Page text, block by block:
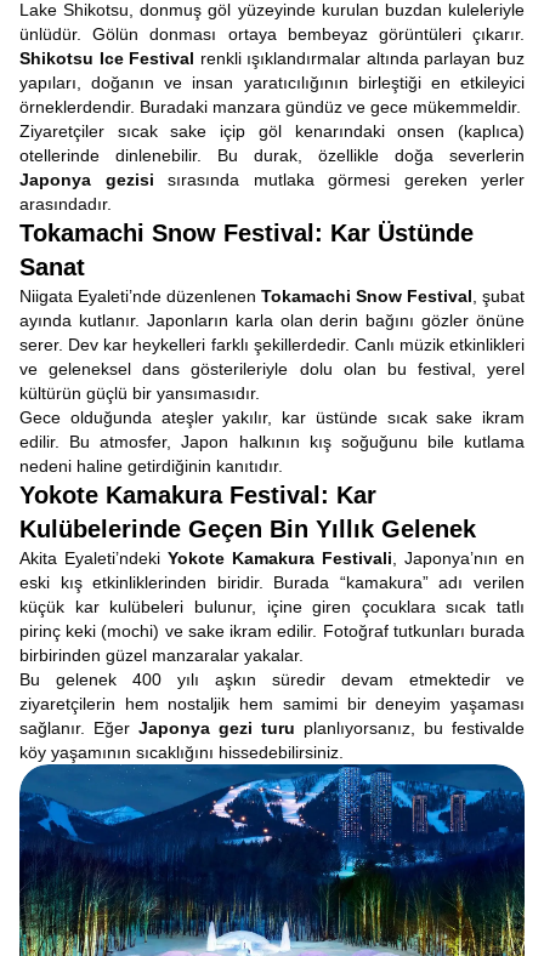
Lake Shikotsu, donmuş göl yüzeyinde kurulan buzdan kuleleriyle
ünlüdür. Gölün donması ortaya bembeyaz görüntüleri çıkarır.
Shikotsu Ice Festival renkli ışıklandırmalar altında parlayan buz
yapıları, doğanın ve insan yaratıcılığının birleştiği en etkileyici
örneklerdendir. Buradaki manzara gündüz ve gece mükemmeldir.
Ziyaretçiler sıcak sake içip göl kenarındaki onsen (kaplıca)
otellerinde dinlenebilir. Bu durak, özellikle doğa severlerin
Japonya gezisi sırasında mutlaka görmesi gereken yerler
arasındadır.
Tokamachi Snow Festival: Kar Üstünde
Sanat
Niigata Eyaleti’nde düzenlenen Tokamachi Snow Festival , şubat
ayında kutlanır. Japonların karla olan derin bağını gözler önüne
serer. Dev kar heykelleri farklı şekillerdedir. Canlı müzik etkinlikleri
ve geleneksel dans gösterileriyle dolu olan bu festival, yerel
kültürün güçlü bir yansımasıdır.
Gece olduğunda ateşler yakılır, kar üstünde sıcak sake ikram
edilir. Bu atmosfer, Japon halkının kış soğuğunu bile kutlama
nedeni haline getirdiğinin kanıtıdır.
Yokote Kamakura Festival: Kar
Kulübelerinde Geçen Bin Yıllık Gelenek
Akita Eyaleti’ndeki Yokote Kamakura Festivali , Japonya’nın en
eski kış etkinliklerinden biridir. Burada “kamakura” adı verilen
küçük kar kulübeleri bulunur, içine giren çocuklara sıcak tatlı
pirinç keki (mochi) ve sake ikram edilir. Fotoğraf tutkunları burada
birbirinden güzel manzaralar yakalar.
Bu gelenek 400 yılı aşkın süredir devam etmektedir ve
ziyaretçilerin hem nostaljik hem samimi bir deneyim yaşaması
sağlanır. Eğer Japonya gezi turu planlıyorsanız, bu festivalde
köy yaşamının sıcaklığını hissedebilirsiniz.